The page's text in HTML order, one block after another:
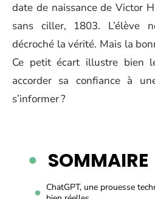
date de naissance de Victor
sans ciller, 1803. L’élève
décroché la vérité. Mais la
Ce petit écart illustre bien
accorder sa confiance à
s’informer ?
SOMMAIRE
ChatGPT, une prouesse